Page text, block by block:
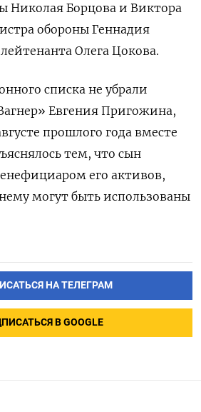
Николая Борцова и Виктора
обороны Геннадия
Олега Цокова.
списка не убрали
Евгения Пригожина,
прошлого года вместе
тем, что сын
его активов,
могут быть использованы
НА ТЕЛЕГРАМ
В GOOGLE